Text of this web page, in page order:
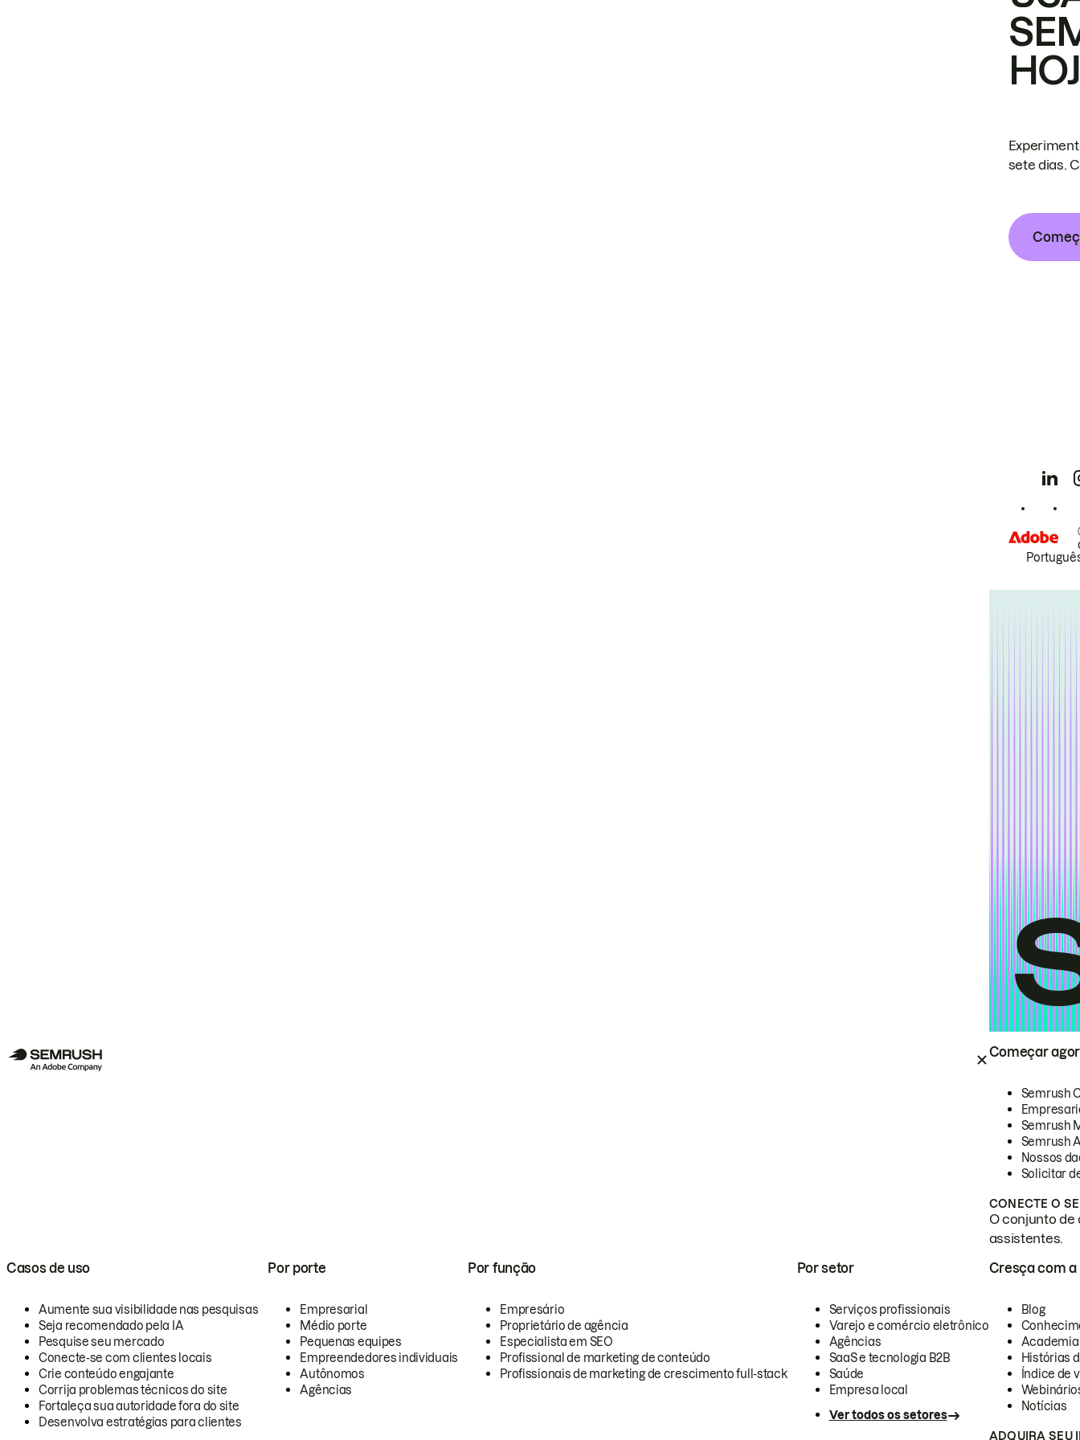
Começar
Semrush
Semrush
Semrush
Nossos
Solicitar
CONECTE O
O conjunto de
assistentes.
Casos de uso
Aumente sua visibilidade nas pesquisas
Seja recomendado pela IA
Pesquise seu mercado
Conecte-se com clientes locais
Crie conteúdo engajante
Corrija problemas técnicos do site
Fortaleça sua autoridade fora do site
Desenvolva estratégias para clientes
Por porte
Empresarial
Médio porte
Pequenas equipes
Empreendedores individuais
Autônomos
Agências
Por função
Empresário
Proprietário de agência
Especialista em SEO
Profissional de marketing de conteúdo
Profissionais de marketing de crescimento full-stack
Por setor
Serviços profissionais
Varejo e comércio eletrônico
Agências
SaaS e tecnologia B2B
Saúde
Empresa local
Ver todos os setores
Cresça com a
Blog
Academia
Histórias
Índice de
Notícias
ADQUIRA SEU
sete dias.